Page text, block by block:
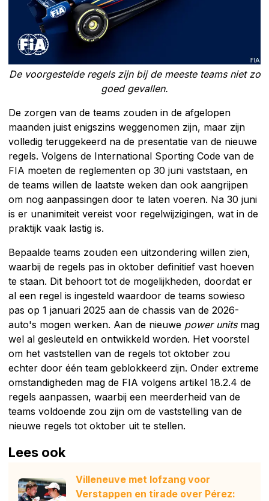
De voorgestelde regels zijn bij de meeste teams niet zo
goed gevallen.
De zorgen van de teams zouden in de afgelopen
maanden juist enigszins weggenomen zijn, maar zijn
volledig teruggekeerd na de presentatie van de nieuwe
regels. Volgens de International Sporting Code van de
FIA moeten de reglementen op 30 juni vaststaan, en
de teams willen de laatste weken dan ook aangrijpen
om nog aanpassingen door te laten voeren. Na 30 juni
is er unanimiteit vereist voor regelwijzigingen, wat in de
praktijk vaak lastig is.
Bepaalde teams zouden een uitzondering willen zien,
waarbij de regels pas in oktober definitief vast hoeven
te staan. Dit behoort tot de mogelijkheden, doordat er
al een regel is ingesteld waardoor de teams sowieso
pas op 1 januari 2025 aan de chassis van de 2026-
auto's mogen werken. Aan de nieuwe power unitsmag
wel al gesleuteld en ontwikkeld worden. Het voorstel
om het vaststellen van de regels tot oktober zou
echter door één team geblokkeerd zijn. Onder extreme
omstandigheden mag de FIA volgens artikel 18.2.4 de
regels aanpassen, waarbij een meerderheid van de
teams voldoende zou zijn om de vaststelling van de
nieuwe regels tot oktober uit te stellen.
Lees ook
Villeneuve met lofzang voor
Verstappen en tirade over Pérez: